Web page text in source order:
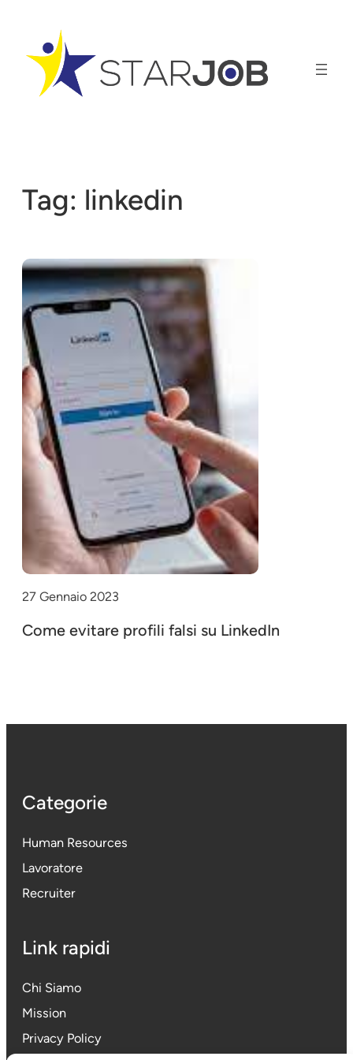
contenuto
Tag: linkedin
27 Gennaio 2023
Come evitare profili falsi su LinkedIn
Categorie
Human Resources
Lavoratore
Recruiter
Link rapidi
Chi Siamo
Mission
Privacy Policy